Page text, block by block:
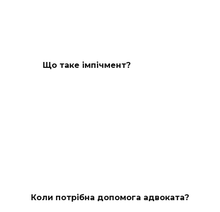
Що таке імпічмент?
Коли потрібна допомога адвоката?